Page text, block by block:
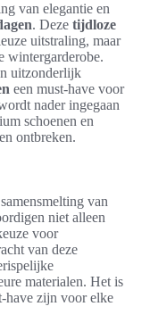
van elegantie en
. Deze tijdloze
uitstraling, maar
wintergarderobe.
uitzonderlijk
een must-have voor
nader ingegaan
schoenen en
ontbreken.
van
niet alleen
voor
van deze
materialen. Het is
have zijn voor elke